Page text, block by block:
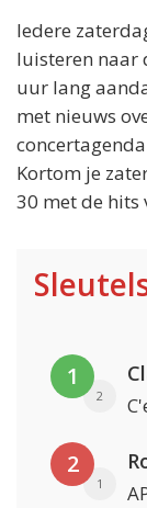
Iedere
luisteren naar
uur lang
met nieuws
Kortom je
30 met de hits
1
2
2
1